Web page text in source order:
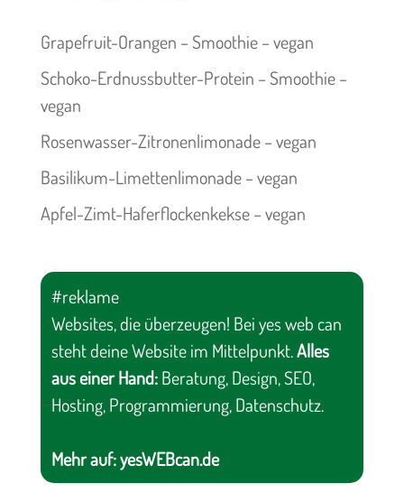
Grapefruit-Orangen – Smoothie – vegan
Schoko-Erdnussbutter-Protein – Smoothie –
vegan
Rosenwasser-Zitronenlimonade – vegan
Basilikum-Limettenlimonade – vegan
Apfel-Zimt-Haferflockenkekse – vegan
#reklame
Websites, die überzeugen! Bei yes web can
steht deine Website im Mittelpunkt.Alles
aus einer Hand:Beratung, Design, SEO,
Hosting, Programmierung, Datenschutz.
Mehr auf:yesWEBcan.de